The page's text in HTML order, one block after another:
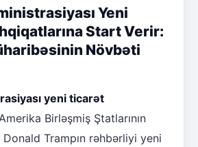
Yeni
Start Verir:
Növbəti
yeni ticarət
Birləşmiş Ştatlarının
Trampın rəhbərliyi yeni